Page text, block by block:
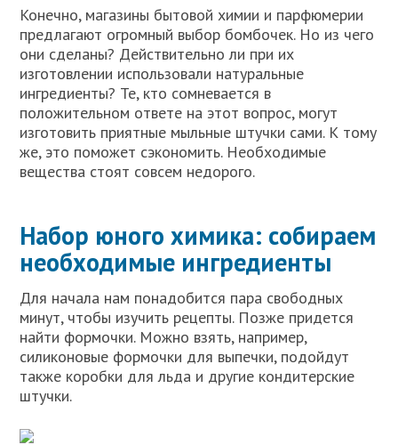
Конечно, магазины бытовой химии и парфюмерии
предлагают огромный выбор бомбочек. Но из чего
они сделаны? Действительно ли при их
изготовлении использовали натуральные
ингредиенты? Те, кто сомневается в
положительном ответе на этот вопрос, могут
изготовить приятные мыльные штучки сами. К тому
же, это поможет сэкономить. Необходимые
вещества стоят совсем недорого.
Набор юного химика: собираем
необходимые ингредиенты
Для начала нам понадобится пара свободных
минут, чтобы изучить рецепты. Позже придется
найти формочки. Можно взять, например,
силиконовые формочки для выпечки, подойдут
также коробки для льда и другие кондитерские
штучки.